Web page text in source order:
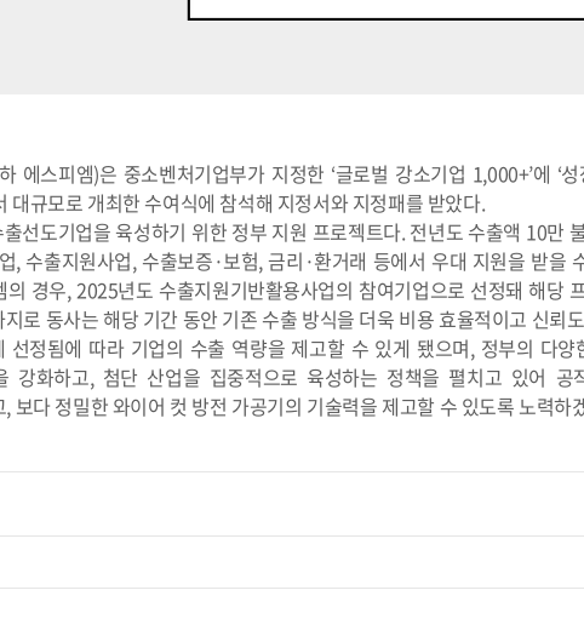
스피엠)은 중소벤처기업부가 지정한 ‘글로벌 강소기업 1,000+’에 ‘
규모로 개최한 수여식에 참석해 지정서와 지정패를 받았다.
선도기업을 육성하기 위한 정부 지원 프로젝트다. 전년도 수출액 10만
수출지원사업, 수출보증·보험, 금리·환거래 등에서 우대 지원을 받을
경우, 2025년도 수출지원기반활용사업의 참여기업으로 선정돼 해당
로 동사는 해당 기간 동안 기존 수출 방식을 더욱 비용 효율적이고 신뢰
정됨에 따라 기업의 수출 역량을 제고할 수 있게 됐으며, 정부의 다
강화하고, 첨단 산업을 집중적으로 육성하는 정책을 펼치고 있어 공
다 정밀한 와이어 컷 방전 가공기의 기술력을 제고할 수 있도록 노력하